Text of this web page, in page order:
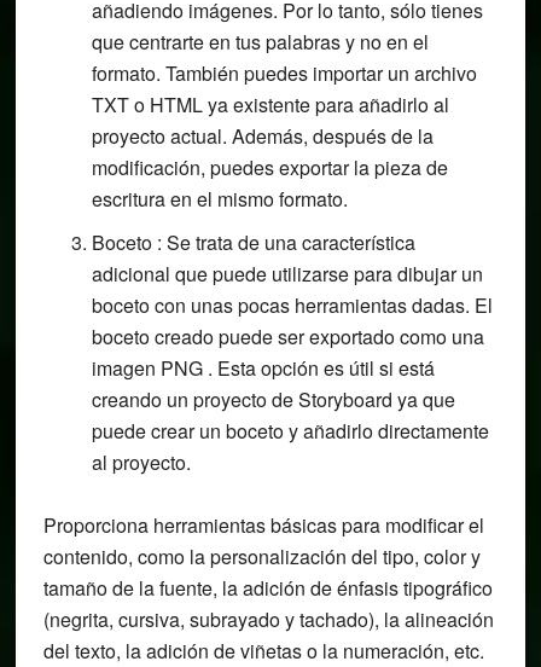
añadiendo imágenes. Por lo tanto, sólo tienes
que centrarte en tus palabras y no en el
formato. También puedes importar un archivo
TXT o HTML ya existente para añadirlo al
proyecto actual. Además, después de la
modificación, puedes exportar la pieza de
escritura en el mismo formato.
Boceto : Se trata de una característica
adicional que puede utilizarse para dibujar un
boceto con unas pocas herramientas dadas. El
boceto creado puede ser exportado como una
imagen PNG . Esta opción es útil si está
creando un proyecto de Storyboard ya que
puede crear un boceto y añadirlo directamente
al proyecto.
Proporciona herramientas básicas para modificar el
contenido, como la personalización del tipo, color y
tamaño de la fuente, la adición de énfasis tipográfico
(negrita, cursiva, subrayado y tachado), la alineación
del texto, la adición de viñetas o la numeración, etc.